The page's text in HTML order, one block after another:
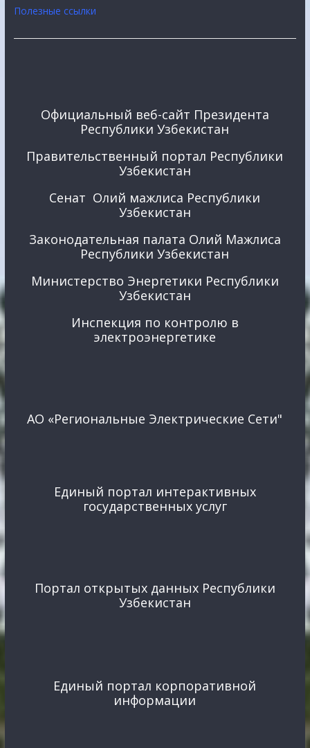
Полезные ссылки
Официальный веб-сайт Президента
Республики Узбекистан
Правительственный портал Республики
Узбекистан
Сенат Олий мажлиса Республики
Узбекистан
Законодательная палата Олий Мажлиса
Республики Узбекистан
Министерство Энергетики Республики
Узбекистан
Инспекция по контролю в
электроэнергетике
АО «Региональные Электрические Сети"
Единый портал интерактивных
государственных услуг
Портал открытых данных Республики
Узбекистан
Единый портал корпоративной
информации